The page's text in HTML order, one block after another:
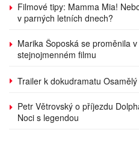
Filmové tipy: Mamma Mia!
v parných letních dnech?
Marika Šoposká se proměnila
stejnojmenném filmu
Trailer k dokudramatu
Petr Větrovský o příjezdu
Noci s legendou